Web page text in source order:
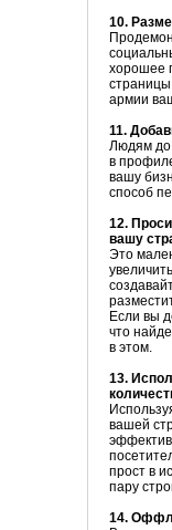
10.
хорошее
армии
11.
Людям до
в
вашу
способ
12.
вашу
Это
Если вы
что
в этом.
13.
вашей
прост в
пару
14.